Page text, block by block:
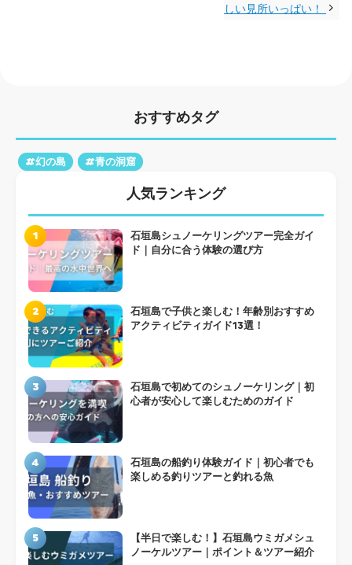
しい見所いっぱい！
おすすめタグ
#幻の島 #青の洞窟
人気ランキング
1
石垣島シュノーケリングツアー完全ガイ
ド｜自分に合う体験の選び方
2
石垣島で子供と楽しむ！年齢別おすすめ
アクティビティガイド13選！
3
石垣島で初めてのシュノーケリング｜初
心者が安心して楽しむためのガイド
4
石垣島の船釣り体験ガイド｜初心者でも
楽しめる釣りツアーと釣れる魚
5
【半日で楽しむ！】石垣島ウミガメシュ
ノーケルツアー｜ポイント＆ツアー紹介